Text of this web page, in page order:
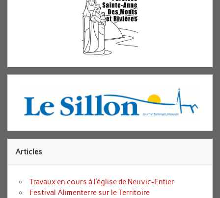
Articles
Travaux en cours à l’église de Neuvic-Entier
Festival Alimenterre sur le Territoire